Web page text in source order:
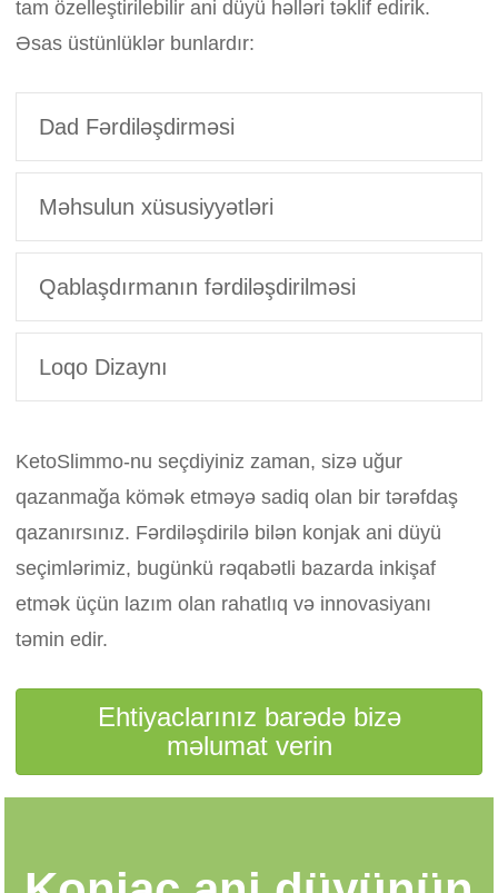
tam özelleştirilebilir ani düyü həlləri təklif edirik.
Əsas üstünlüklər bunlardır:
Dad Fərdiləşdirməsi
Məhsulun xüsusiyyətləri
Qablaşdırmanın fərdiləşdirilməsi
Loqo Dizaynı
KetoSlimmo-nu seçdiyiniz zaman, sizə uğur
qazanmağa kömək etməyə sadiq olan bir tərəfdaş
qazanırsınız. Fərdiləşdirilə bilən konjak ani düyü
seçimlərimiz, bugünkü rəqabətli bazarda inkişaf
etmək üçün lazım olan rahatlıq və innovasiyanı
təmin edir.
Ehtiyaclarınız barədə bizə
məlumat verin